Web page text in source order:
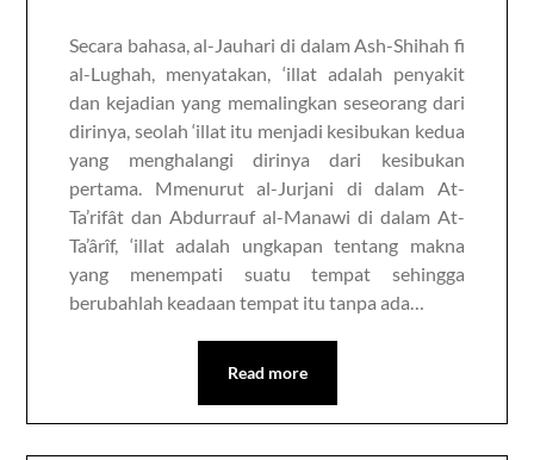
Secara bahasa, al-Jauhari di dalam Ash-Shihah fi
al-Lughah, menyatakan, ‘illat adalah penyakit
dan kejadian yang memalingkan seseorang dari
dirinya, seolah ‘illat itu menjadi kesibukan kedua
yang menghalangi dirinya dari kesibukan
pertama. Mmenurut al-Jurjani di dalam At-
Ta’rifât dan Abdurrauf al-Manawi di dalam At-
Ta’ârîf, ‘illat adalah ungkapan tentang makna
yang menempati suatu tempat sehingga
berubahlah keadaan tempat itu tanpa ada…
Read more